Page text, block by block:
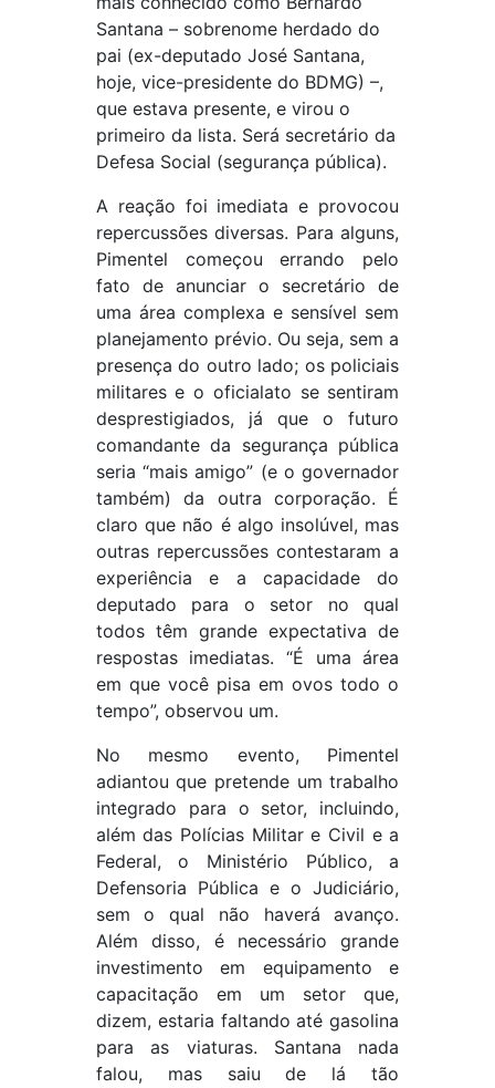
Santana – sobrenome herdado do
pai (ex-deputado José Santana,
hoje, vice-presidente do BDMG) –,
que estava presente, e virou o
primeiro da lista. Será secretário da
Defesa Social (segurança pública).
A reação foi imediata e provocou
repercussões diversas. Para alguns,
Pimentel começou errando pelo
fato de anunciar o secretário de
uma área complexa e sensível sem
planejamento prévio. Ou seja, sem a
presença do outro lado; os policiais
militares e o oficialato se sentiram
desprestigiados, já que o futuro
comandante da segurança pública
seria “mais amigo” (e o governador
também) da outra corporação. É
claro que não é algo insolúvel, mas
outras repercussões contestaram a
experiência e a capacidade do
deputado para o setor no qual
todos têm grande expectativa de
respostas imediatas. “É uma área
em que você pisa em ovos todo o
tempo”, observou um.
No mesmo evento, Pimentel
adiantou que pretende um trabalho
integrado para o setor, incluindo,
além das Polícias Militar e Civil e a
Federal, o Ministério Público, a
Defensoria Pública e o Judiciário,
sem o qual não haverá avanço.
Além disso, é necessário grande
investimento em equipamento e
capacitação em um setor que,
dizem, estaria faltando até gasolina
para as viaturas. Santana nada
falou, mas saiu de lá tão